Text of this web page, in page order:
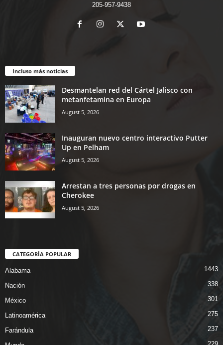
205-957-9438
Incluso más noticias
Desmantelan red del Cártel Jalisco con
metanfetamina en Europa
August 5, 2026
Inauguran nuevo centro interactivo Putter
Up en Pelham
August 5, 2026
Arrestan a tres personas por drogas en
Cherokee
August 5, 2026
CATEGORÍA POPULAR
Alabama 1443
Nación 338
México 301
Latinoamérica 275
Farándula 237